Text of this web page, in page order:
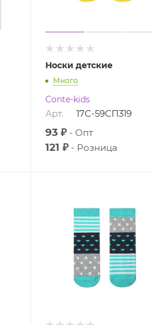
Носки детские
Много
Conte-kids
Арт. 17С-59СП319
93 ₽ Опт
121 ₽ Розница